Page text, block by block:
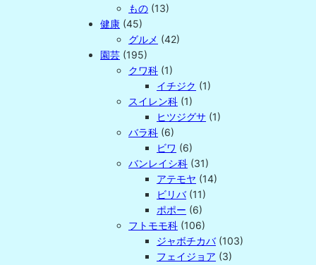
もの (13)
健康 (45)
グルメ (42)
園芸 (195)
クワ科 (1)
イチジク (1)
スイレン科 (1)
ヒツジグサ (1)
バラ科 (6)
ビワ (6)
バンレイシ科 (31)
アテモヤ (14)
ビリバ(11)
ポポー (6)
フトモモ科 (106)
ジャボチカバ(103)
フェイジョア (3)